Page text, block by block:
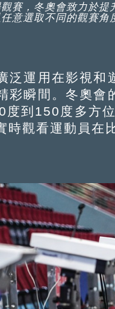
賽，冬奧會致力於
任意選取不同的觀賽角
運用在影視和
彩瞬間。冬奧會
度到150度多方
時觀看運動員在